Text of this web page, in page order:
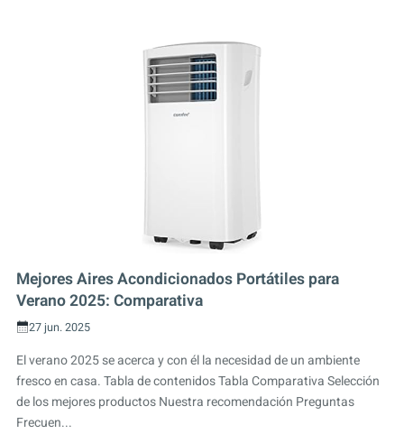
Mejores Aires Acondicionados Portátiles para
Verano 2025: Comparativa
27 jun. 2025
El verano 2025 se acerca y con él la necesidad de un ambiente
fresco en casa. Tabla de contenidos Tabla Comparativa Selección
de los mejores productos Nuestra recomendación Preguntas
Frecuen...